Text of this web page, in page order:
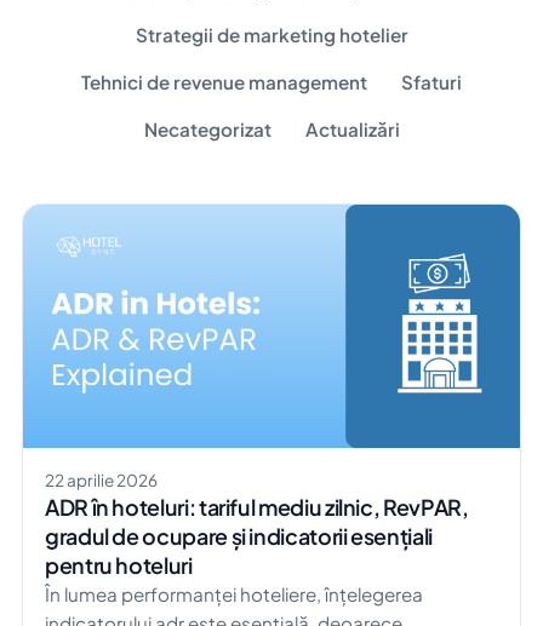
Strategii de marketing hotelier
Tehnici de revenue management Sfaturi
Necategorizat Actualizări
22 aprilie 2026
ADR în hoteluri: tariful mediu zilnic, RevPAR,
gradul de ocupare și indicatorii esențiali
pentru hoteluri
În lumea performanței hoteliere, înțelegerea